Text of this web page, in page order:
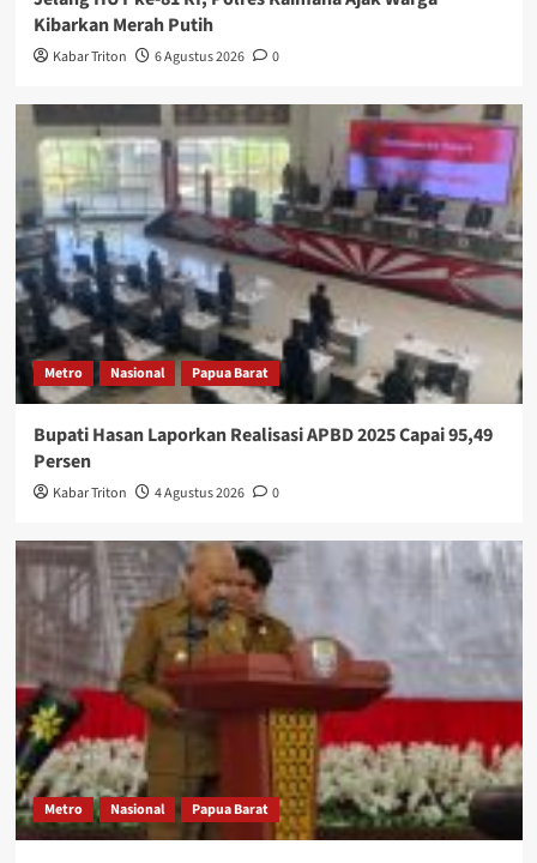
Kibarkan Merah Putih
Kabar Triton 6 Agustus 2026 0
Metro Nasional Papua Barat
Bupati Hasan Laporkan Realisasi APBD 2025 Capai 95,49
Persen
Kabar Triton 4 Agustus 2026 0
Metro Nasional Papua Barat